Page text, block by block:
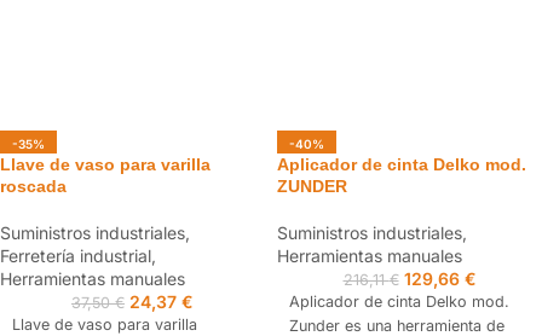
-35%
Llave de vaso para varilla
roscada
Suministros industriales,
Ferretería industrial,
Herramientas manuales
37,50€ 24,37 €
Llave de vaso para varilla
-40%
Aplicador de cinta Delko mod.
ZUNDER
Suministros industriales,
Herramientas manuales
216,11€ 129,66 €
Aplicador de cinta Delko mod.
Zunder es una herramienta de